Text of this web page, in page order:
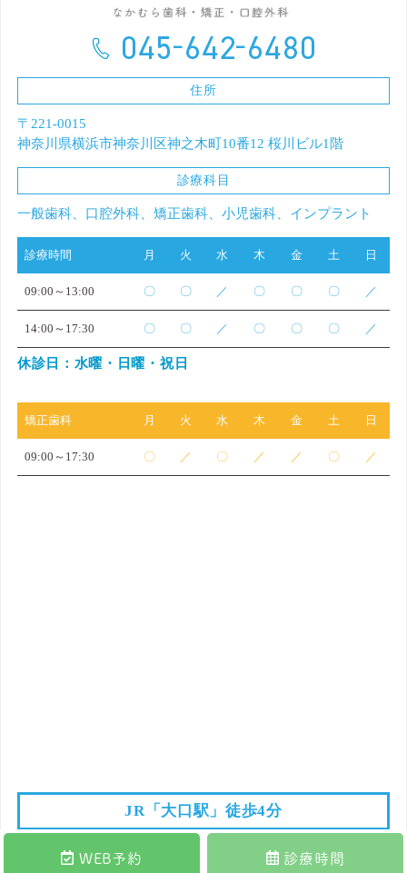
WEB予約 診療時間
住所
〒221-0015
神奈川県横浜市神奈川区神之木町10番12 桜川ビル1階
診療科目
一般歯科、口腔外科、矯正歯科、小児歯科、インプラント
診療時間 月 火 水 木 金 土 日
09:00～13:00 〇 〇 ／ 〇 〇 〇 ／
14:00～17:30 〇 〇 ／ 〇 〇 〇 ／
休診日：水曜・日曜・祝日
矯正歯科 月 火 水 木 金 土 日
09:00～17:30 〇 ／ 〇 ／ ／ 〇 ／
JR「大口駅」徒歩4分
© なかむら歯科・矯正・口腔外科